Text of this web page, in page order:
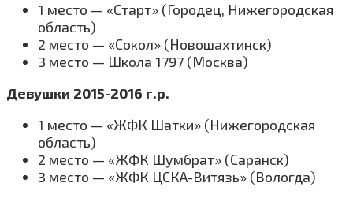
1 место — «Старт» (Городец, Нижегородская
область)
2 место — «Сокол» (Новошахтинск)
3 место — Школа 1797 (Москва)
Девушки 2015-2016 г.р.
1 место — «ЖФК Шатки» (Нижегородская
область)
2 место — «ЖФК Шумбрат» (Саранск)
3 место — «ЖФК ЦСКА-Витязь» (Вологда)